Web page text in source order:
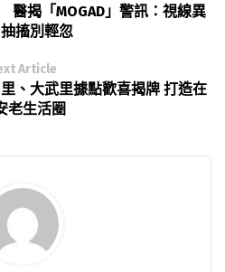
揭「MOGAD」警訊：視線異
搐別輕忽
Article
、大武里據點歡喜揭牌 打造在
老生活圈